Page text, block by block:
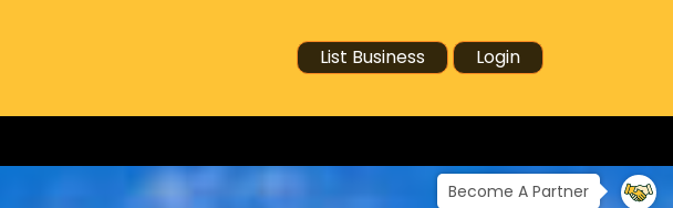
List Business Login
Become A Partner